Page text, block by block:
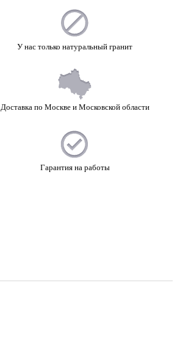
У нас только натуральный гранит
Доставка по Москве и Московской области
Гарантия на работы